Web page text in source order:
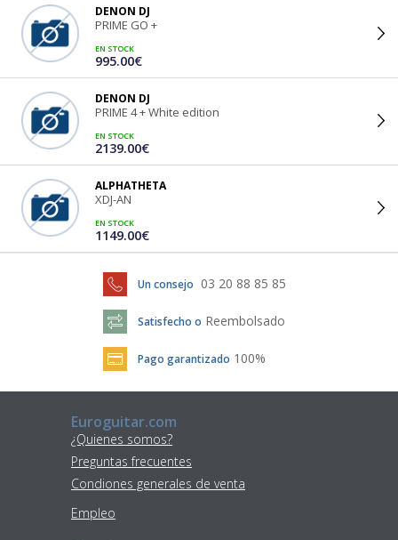
DENON DJ
PRIME GO +
EN STOCK
995.00€
DENON DJ
PRIME 4 + White edition
EN STOCK
2139.00€
ALPHATHETA
XDJ-AN
EN STOCK
1149.00€
Un consejo 03 20 88 85 85
Satisfecho o Reembolsado
Pago garantizado 100%
Euroguitar.com
¿Quienes somos?
Preguntas frecuentes
Condiones generales de venta
Empleo